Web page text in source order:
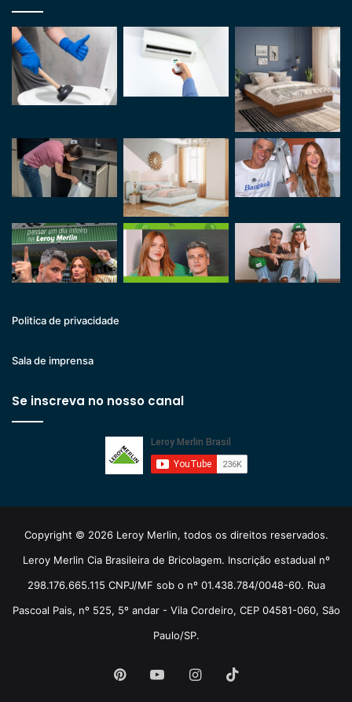
Politica de privacidade
Sala de imprensa
Se inscreva no nosso canal
Copyright © 2026 Leroy Merlin, todos os direitos reservados.
Leroy Merlin Cia Brasileira de Bricolagem. Inscrição estadual nº
298.176.665.115 CNPJ/MF sob o nº 01.438.784/0048-60. Rua
Pascoal Pais, nº 525, 5º andar - Vila Cordeiro, CEP 04581-060, São
Paulo/SP.
PinterestYouTubeInstagram